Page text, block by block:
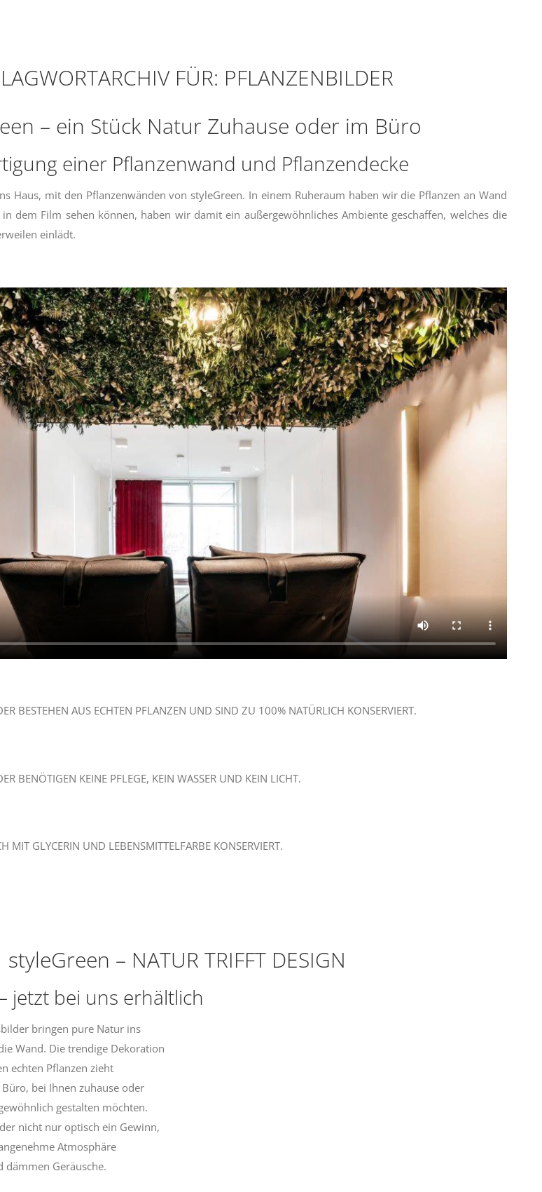
FÜR: PFLANZENBILDER
– ein Stück Natur Zuhause oder im Büro
einer Pflanzenwand und Pflanzendecke
Haus, mit den Pflanzenwänden von styleGreen. In einem Ruheraum haben wir die Pflanzen an Wand
dem Film sehen können, haben wir damit ein außergewöhnliches Ambiente geschaffen, welches die
einlädt.
BESTEHEN AUS ECHTEN PFLANZEN UND SIND ZU 100% NATÜRLICH KONSERVIERT.
BENÖTIGEN KEINE PFLEGE, KEIN WASSER UND KEIN LICHT.
MIT GLYCERIN UND LEBENSMITTELFARBE KONSERVIERT.
styleGreen – NATUR TRIFFT DESIGN
jetzt bei uns erhältlich
bringen pure Natur ins
Wand. Die trendige Dekoration
echten Pflanzen zieht
bei Ihnen zuhause oder
gestalten möchten.
nicht nur optisch ein Gewinn,
Atmosphäre
dämmen Geräusche.